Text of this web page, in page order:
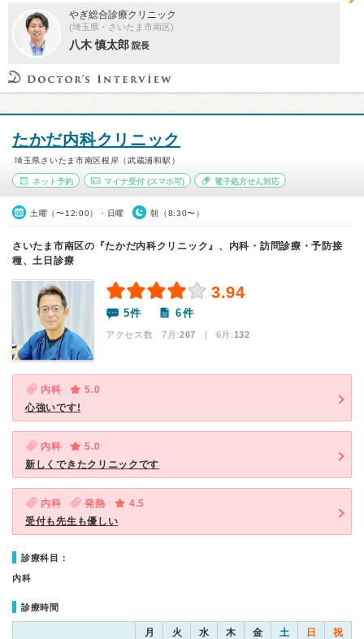
やぎ総合診療クリニック
(埼玉県・さいたま市南区)
八木 慎太郎 院長
たかだ内科クリニック
埼玉県さいたま市南区根岸（武蔵浦和駅）
ネット予約 マイナ受付(スマホ可) 電子処方せん対応
土曜（〜12:00）・日曜 朝（8:30〜）
さいたま市南区の『たかだ内科クリニック』、内科・訪問診療・予防接
種、土日診療
3.94
5件 6件
アクセス数 7月:207 | 6月:132
内科
5.0
心強いです!
内科
5.0
新しくできたクリニックです
内科 発熱
4.5
受付も先生も優しい
診療科目：
内科
診療時間
月 火 水 木 金 土 日 祝